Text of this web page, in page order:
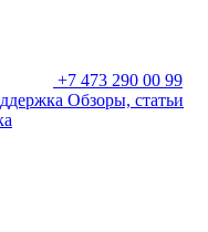
+7 473 290 00 99
Обзоры, статьи